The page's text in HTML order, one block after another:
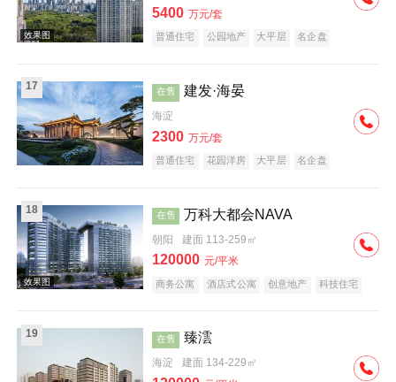
效果图
交通图
5400 万元/套
普通住宅 公园地产 大平层 名企盘
17 在售 建发·海晏
海淀
2300 万元/套
普通住宅 花园洋房 大平层
名企盘
18 在售 万科大都会NAVA
朝阳 建面 113-259㎡
120000 元/平米
商务公寓 酒店式公寓 创意地产
科技住宅
19 在售 臻澐
海淀 建面 134-229㎡